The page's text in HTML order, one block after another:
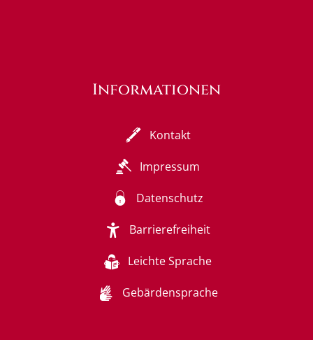
Informationen
Kontakt
Impressum
Datenschutz
Barrierefreiheit
Leichte Sprache
Gebärdensprache